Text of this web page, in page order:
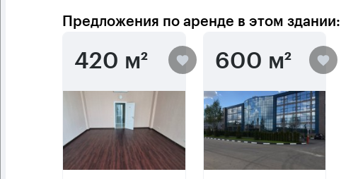
Предложения по аренде в этом здании:
420 м² 600 м²